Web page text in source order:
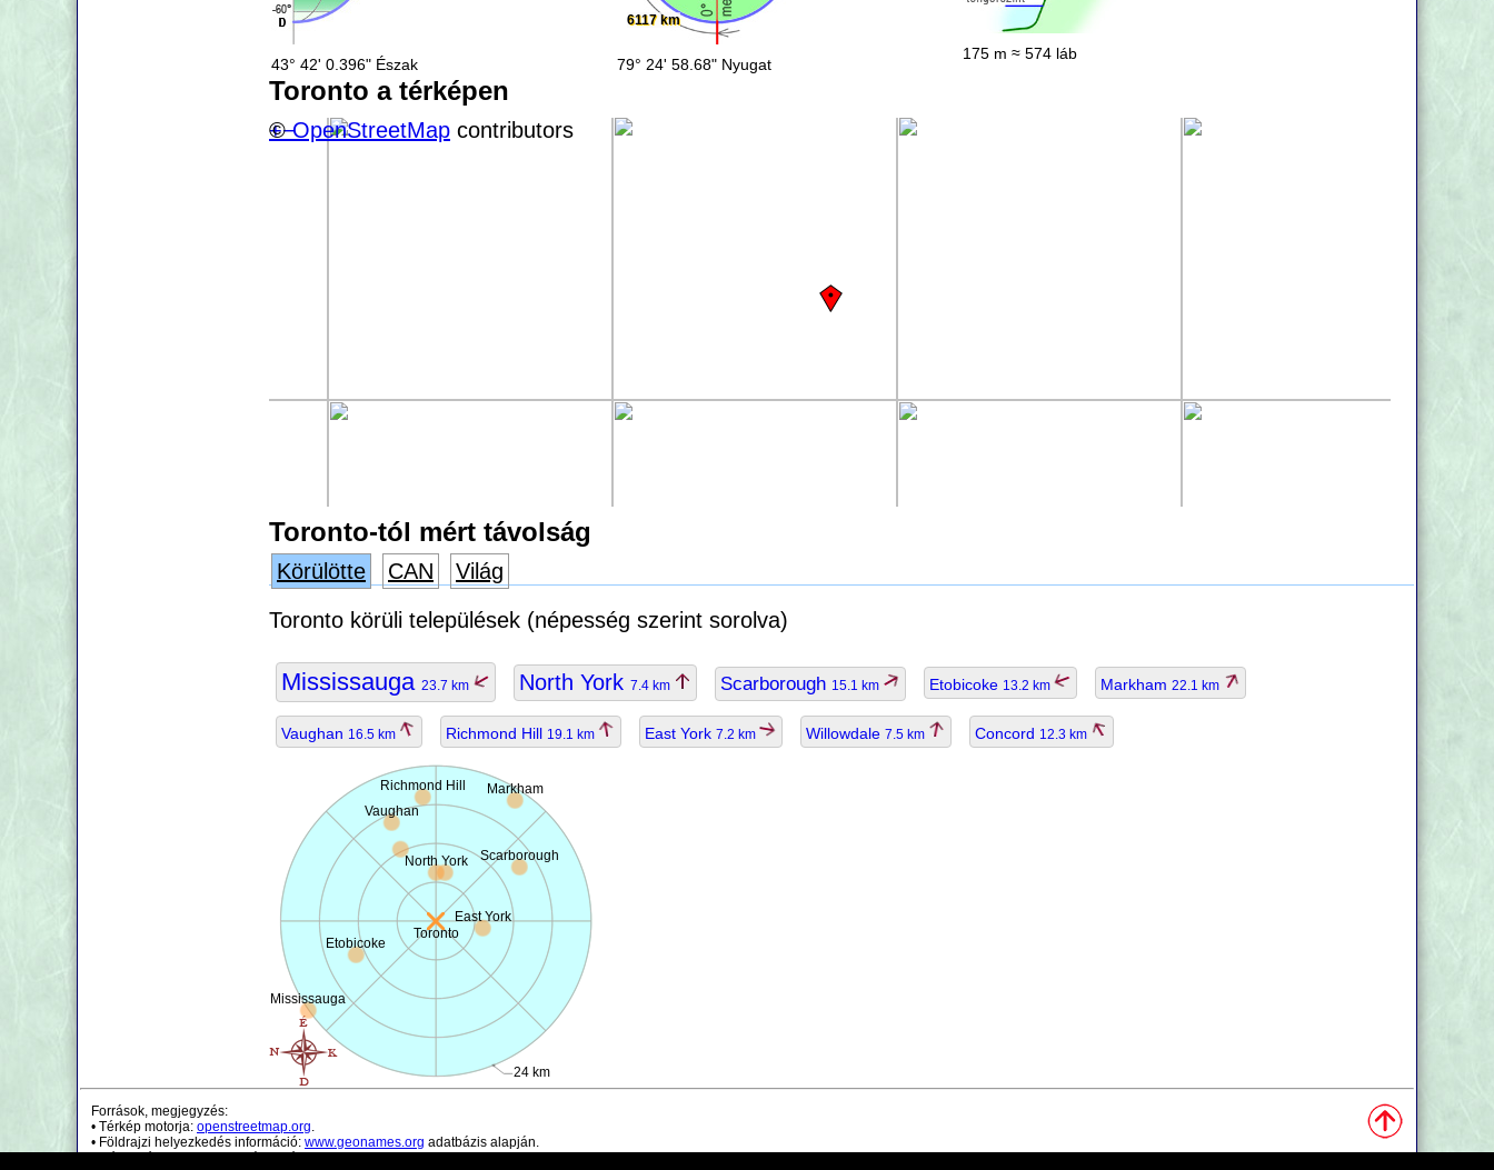
43° 42' 0.396" Észak
6117 km
79° 24' 58.68" Nyugat
175 m ≈ 574 láb
Toronto a térképen
+−
©OpenStreetMap contributors
Toronto-tól mért távolság
Körülötte CAN
Világ
Toronto körüli települések (népesség szerint sorolva)
Mississauga 23.7 km North York 7.4 km Scarborough 15.1 km Etobicoke 13.2 km Markham 22.1 km
Vaughan 16.5 km Richmond Hill 19.1 km East York 7.2 km Willowdale 7.5 km Concord 12.3 km
Toronto
24 km
Mississauga
North York Scarborough
Etobicoke
Markham
Vaughan
Richmond Hill
East York
Források, megjegyzés:
• Térkép motorja: openstreetmap.org.
• Földrajzi helyezkedés információ: www.geonames.org adatbázis alapján.